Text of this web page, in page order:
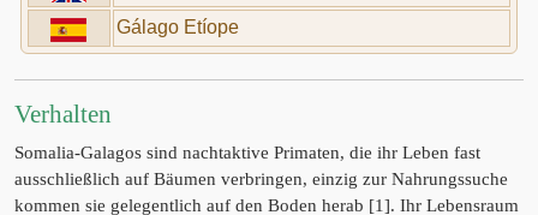
Gálago Etíope
Verhalten
Somalia-Galagos sind nachtaktive Primaten, die ihr Leben fast
ausschließlich auf Bäumen verbringen, einzig zur Nahrungssuche
kommen sie gelegentlich auf den Boden herab [1]. Ihr Lebensraum